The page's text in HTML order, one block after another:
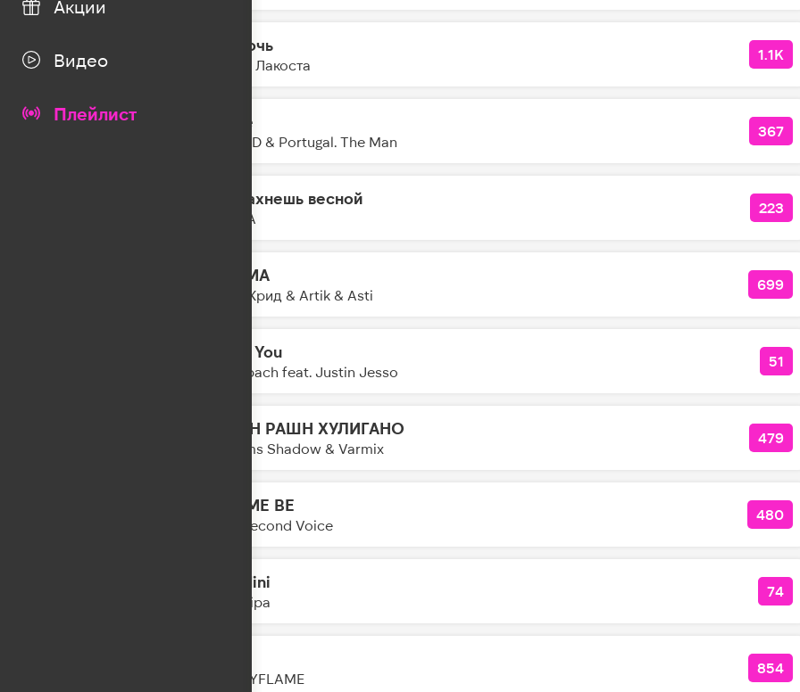
Акции
Видео
Плейлист
20:48 На ночь
Коста Лакоста
1.1K
Glide
NEIKED & Portugal. The Man
367
Ты пахнешь весной
5УТРА
223
KARMA
Егор Крид & Artik & Asti
699
Over You
Ofenbach feat. Justin Jesso
51
РАШН РАШН ХУЛИГАНО
Dreams Shadow & Varmix
479
LET ME BE
The Second Voice
480
Houdini
Dua Lipa
74
HOLLYFLAME
854